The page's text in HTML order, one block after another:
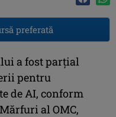
preferată
a fost parţial
pentru
de AI, conform
al OMC,